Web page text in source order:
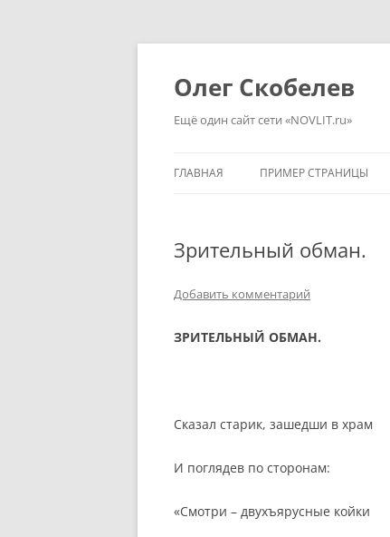
Перейти
Олег Скобелев
Ещё один сайт сети «NOVLIT.ru»
ГЛАВНАЯ ПРИМЕР СТРАНИЦЫ
Зрительный обман.
Добавить комментарий
ЗРИТЕЛЬНЫЙ ОБМАН.
Сказал старик, зашедши в храм
И поглядев по сторонам:
«Смотри – двухъярусные койки